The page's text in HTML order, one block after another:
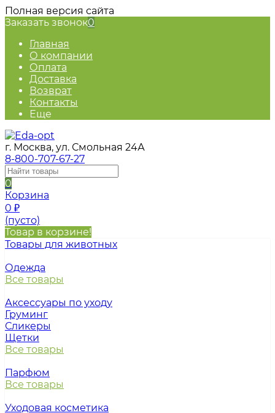
Полная версия сайта
Заказать звонок0
Главная
О компании
Оплата
Доставка
Возврат
Контакты
Еще
г. Москва, ул. Смольная 24А
8-800-707-67-27
0
Корзина
0 ₽
(пусто)
Товар в корзине!
Товары для животных
Одежда
Все товары
Аксессуары по уходу
Груминг
Сликеры
Щетки
Все товары
Парфюм
Все товары
Уходовая косметика